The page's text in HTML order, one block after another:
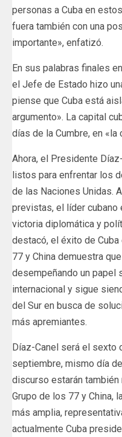
personas a Cuba en
fuera también con una
importante», enfatizó.
En sus palabras finales
el Jefe de Estado hizo
piense que Cuba está
argumento». La capital
días de la Cumbre, en
Ahora, el Presidente
listos para enfrentar los
de las Naciones Unidas.
previstas, el líder cubano
victoria diplomática y
destacó, el éxito de Cuba
77 y China demuestra
desempeñando un papel
internacional y sigue
del Sur en busca de
más apremiantes.
Díaz-Canel será el sexto
septiembre, mismo día
discurso estarán
Grupo de los 77 y China,
más amplia,
actualmente Cuba